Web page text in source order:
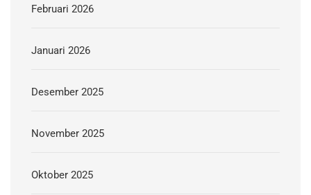
Februari 2026
Januari 2026
Desember 2025
November 2025
Oktober 2025